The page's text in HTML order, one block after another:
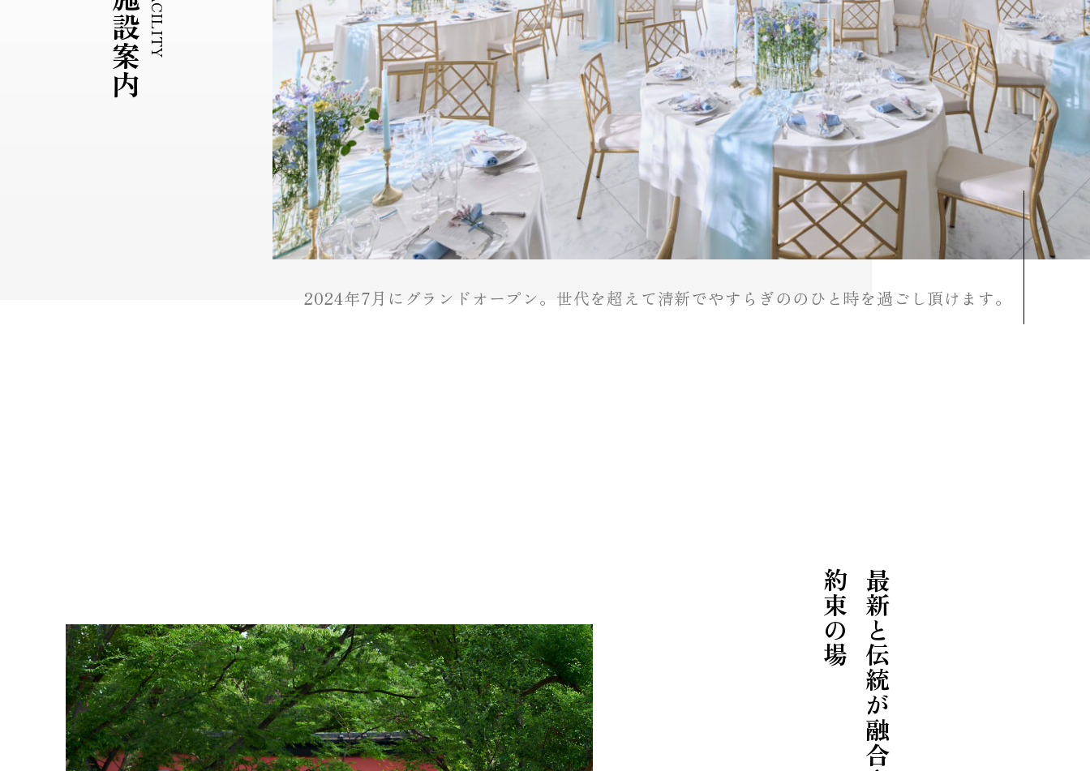
ス
お
知
ら
せ
ベ
ス
ト
レ
ー
ト
保
FACILITY
施設案内
2024年7月にグランドオープン。世代を超えて清新でやすらぎののひと時を過ごし頂けます。
約束の場